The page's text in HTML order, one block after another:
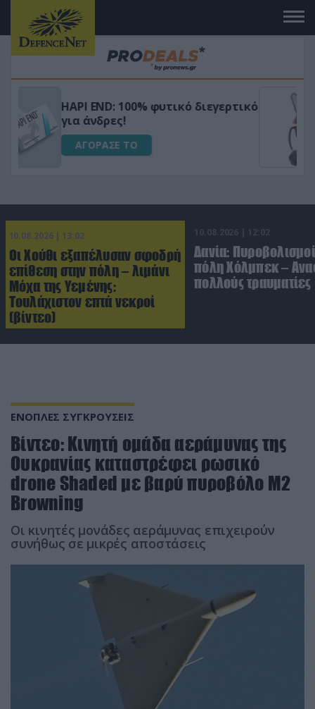
Μεταμόρφωσε τον κήπο σου με το
Ultra Box Μίνι Αλυσοπρίονο με
μπαταρία λιθίου
ΑΓΟΡΑΣΕ ΤΟ
10.08.2026 | 13:02
Οι Χούθι εξαπέλυσαν σφοδρή
επίθεση στην πόλη – λιμάνι
Μόχα της Υεμένης:
Toυλάχιστον επτά νεκροί
(βίντεο)
10.08.2026 | 12:02
Δανία:
πόλη Χόλμπεκ –
πολλούς τραυματίες
ΕΝΟΠΛΕΣ ΣΥΓΚΡΟΥΣΕΙΣ
Βίντεο: Κινητή ομάδα αεράμυνας της
Ουκρανίας καταστρέφει ρωσικό
drone Shaded με βαρύ πυροβόλο M2
Browning
Οι κινητές μονάδες αεράμυνας επιχειρούν
συνήθως σε μικρές αποστάσεις